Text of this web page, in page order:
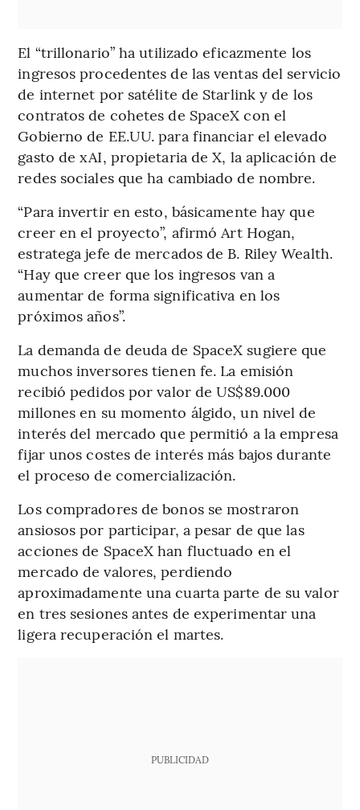
El “trillonario” ha utilizado eficazmente los
ingresos procedentes de las ventas del servicio
de internet por satélite de Starlink y de los
contratos de cohetes de SpaceX con el
Gobierno de EE.UU. para financiar el elevado
gasto de xAI, propietaria de X, la aplicación de
redes sociales que ha cambiado de nombre.
“Para invertir en esto, básicamente hay que
creer en el proyecto”, afirmó Art Hogan,
estratega jefe de mercados de B. Riley Wealth.
“Hay que creer que los ingresos van a
aumentar de forma significativa en los
próximos años”.
La demanda de deuda de SpaceX sugiere que
muchos inversores tienen fe. La emisión
recibió pedidos por valor de US$89.000
millones en su momento álgido, un nivel de
interés del mercado que permitió a la empresa
fijar unos costes de interés más bajos durante
el proceso de comercialización.
Los compradores de bonos se mostraron
ansiosos por participar, a pesar de que las
acciones de SpaceX han fluctuado en el
mercado de valores, perdiendo
aproximadamente una cuarta parte de su valor
en tres sesiones antes de experimentar una
ligera recuperación el martes.
PUBLICIDAD